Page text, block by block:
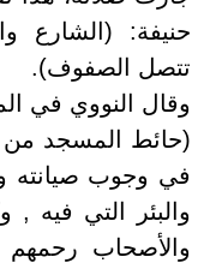
حنيفة: (الشارع
تتصل الصفوف).
وقال النووي في
(حائط المسجد من
في وجوب صيانته
والبئر التي فيه
والأصحاب